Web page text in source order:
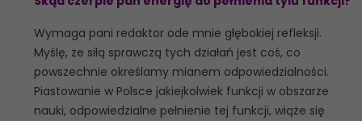
Wymaga pani redaktor ode mnie głębokiej refleksji.
Myślę, że siłą sprawczą tych działań jest coś, co
powszechnie określamy mianem odpowiedzialności.
Piastowanie w Polsce jakiejkolwiek funkcji w obszarze
nauki, odpowiedzialne pełnienie tej funkcji, wiąże się